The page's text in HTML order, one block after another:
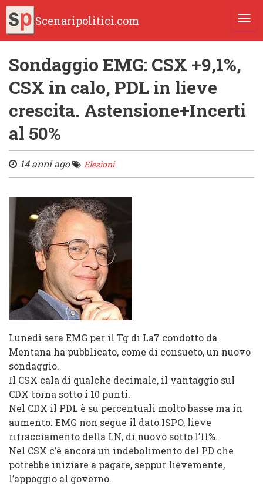
Scenaripolitici.com
Sondaggio EMG: CSX +9,1%,
CSX in calo, PDL in lieve
crescita. Astensione+Incerti
al 50%
14 anni ago Elezioni
Lunedì sera EMG per il Tg di La7 condotto da
Mentana ha pubblicato, come di consueto, un nuovo
sondaggio.
Il CSX cala di qualche decimale, il vantaggio sul
CDX torna sotto i 10 punti.
Nel CDX il PDL è su percentuali molto basse ma in
aumento. EMG non segue il dato ISPO, lieve
ritracciamento della LN, di nuovo sotto l’11%.
Nel CSX c’è ancora un indebolimento del PD che
potrebbe iniziare a pagare, seppur lievemente,
l’appoggio al governo.